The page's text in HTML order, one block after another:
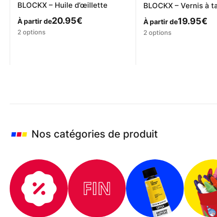
BLOCKX – Huile d’œillette
À partir de20.95€
Ce
la
produit
2 options
BLOCKX – Vernis à
À partir de19.95€
Ce
sur
la
du
produit
2 options
Nos catégories de produit